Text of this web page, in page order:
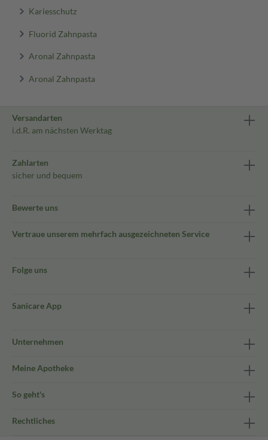
Kariesschutz
Fluorid Zahnpasta
Aronal Zahnpasta
Aronal Zahnpasta
Versandarten
i.d.R. am nächsten Werktag
Zahlarten
sicher und bequem
Bewerte uns
Vertraue unserem mehrfach ausgezeichneten Service
Folge uns
Sanicare App
Unternehmen
Meine Apotheke
So geht's
Rechtliches